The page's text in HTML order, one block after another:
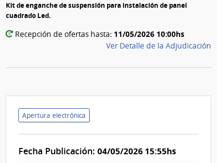
Kit de enganche de suspensión para instalación de panel
cuadrado Led.
Recepción de ofertas hasta: 11/05/2026 10:00hs
Ver Detalle de la Adjudicación
Apertura electrónica
Fecha Publicación: 04/05/2026 15:55hs